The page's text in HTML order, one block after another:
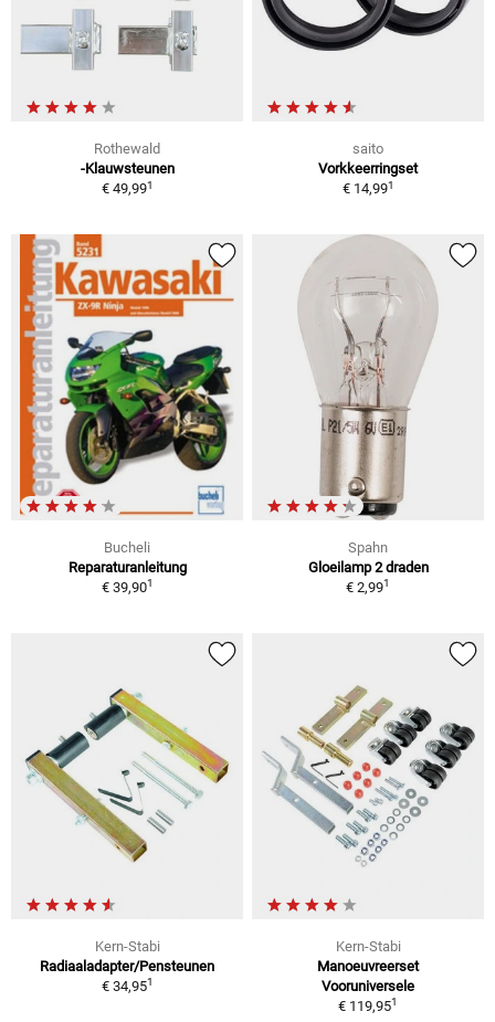
Rothewald
-Klauwsteunen
€ 49,991
saito
Vorkkeerringset
€ 14,991
Bucheli
Reparaturanleitung
€ 39,901
Spahn
Gloeilamp 2 draden
€ 2,991
Kern-Stabi
Radiaaladapter/Pensteunen
€ 34,951
Kern-Stabi
Manoeuvreerset
Vooruniversele
€ 119,951